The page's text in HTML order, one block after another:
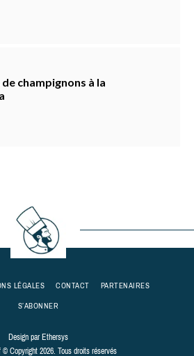
champignons à la
LÉGALES CONTACT
PARTENAIRES
S’ABONNER
Design parEthersys
Copyright 2026. Tous droits réservés